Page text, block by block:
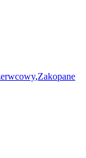
,Zakopane